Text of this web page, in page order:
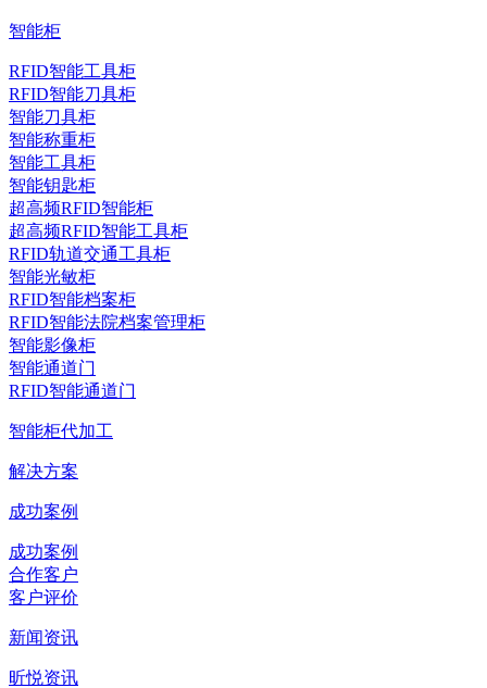
智能柜
RFID智能工具柜
RFID智能刀具柜
智能刀具柜
智能称重柜
智能工具柜
智能钥匙柜
超高频RFID智能柜
超高频RFID智能工具柜
RFID轨道交通工具柜
智能光敏柜
RFID智能档案柜
RFID智能法院档案管理柜
智能影像柜
智能通道门
RFID智能通道门
智能柜代加工
解决方案
成功案例
成功案例
合作客户
客户评价
新闻资讯
昕悦资讯